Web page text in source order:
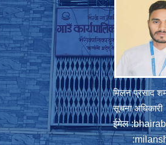
मिलन प्रसाद
सूचना अधिकारी
ईमेल :
: